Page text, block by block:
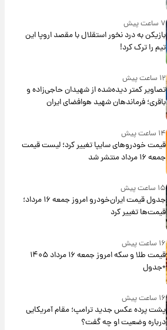
۷ ساعت پیش
بازیکن به درد نخور استقلال با مقصد اروپا این
تیم را ترک کرد!
۱۲ ساعت پیش
تصاویر کمتر دیده‌شده از شهیدان حاجی‌زاده و
باقری؛ فرماندهان شهید هوافضای ایران
۱۴ ساعت پیش
قیمت خودروهای سایپا تغییر کرد؛ لیست قیمت
جمعه ۱۶ مرداد منتشر شد
۱۵ ساعت پیش
جدول قیمت ایران‌خودرو امروز جمعه ۱۶ مرداد؛
قیمت‌ها تغییر کرد
۱۶ ساعت پیش
قیمت طلا و سکه امروز جمعه ۱۶ مرداد ۱۴۰۵
+جدول
۱۶ ساعت پیش
پشت پرده عکس جدید ترامپ؛ مقام آمریکایی
درباره وضعیت او چه گفت؟